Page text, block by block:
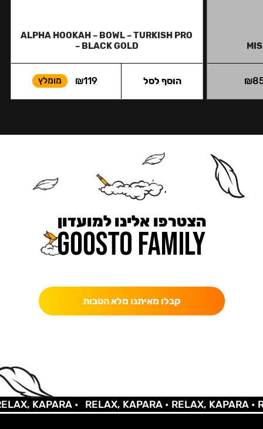
₪
ALPHA HOOKAH – BOWL – TURKISH PRO
– BLACK GOLD
₪119 מומלץ הוסף לסל
הצטרפו אלינו למועדון
קבלו מאיתנו מלא הטבות
KAPARA • RELAX, KAPARA •RELAX, KAPARA •